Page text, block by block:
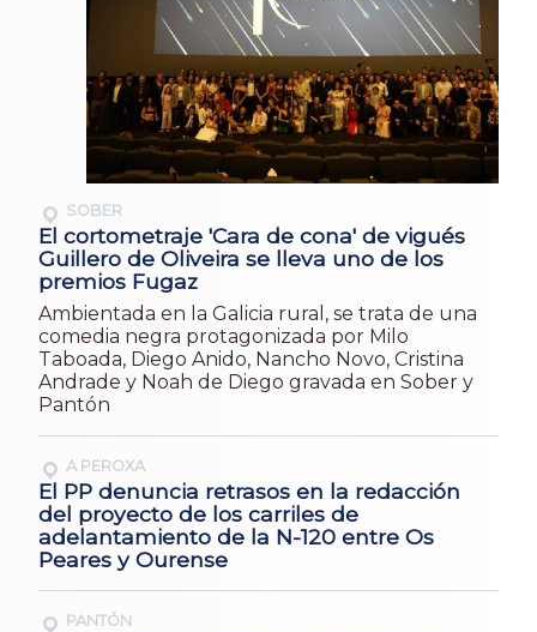
SOBER
El cortometraje 'Cara de cona' de vigués
Guillero de Oliveira se lleva uno de los
premios Fugaz
Ambientada en la Galicia rural, se trata de una
comedia negra protagonizada por Milo
Taboada, Diego Anido, Nancho Novo, Cristina
Andrade y Noah de Diego gravada en Sober y
Pantón
A PEROXA
El PP denuncia retrasos en la redacción
del proyecto de los carriles de
adelantamiento de la N-120 entre Os
Peares y Ourense
PANTÓN